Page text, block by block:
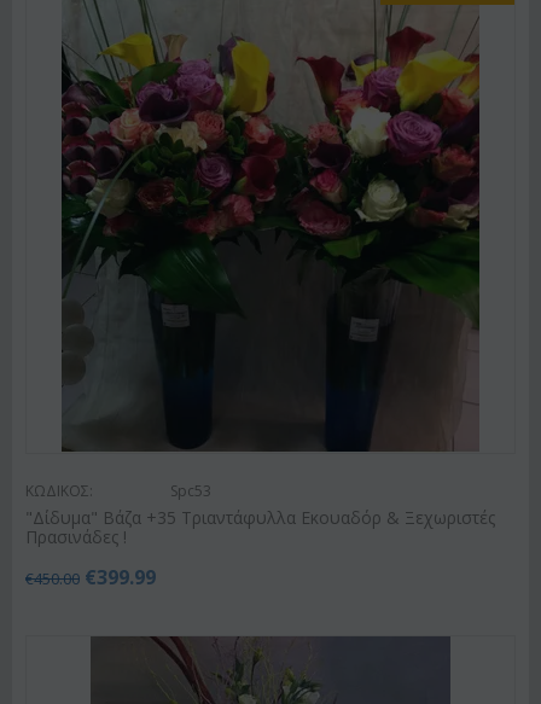
ΚΩΔΙΚΟΣ: Spc53
"Δίδυμα" Βάζα +35 Τριαντάφυλλα Εκουαδόρ & Ξεχωριστές
Πρασινάδες !
€450.00 €399.99